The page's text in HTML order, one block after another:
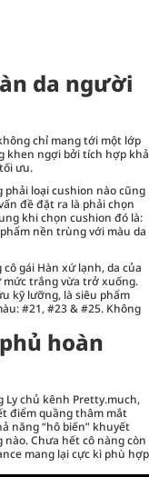
da người
chỉ mang tới một lớp
khen ngợi bởi tích hợp khả
ưu.
loại cushion nào cũng
đề đặt ra là phải chọn
khi chọn cushion đó là:
nền trùng với màu da
gái Hàn xứ lạnh, da của
trắng vừa trở xuống.
kỹ lưỡng, là siêu phẩm
#21, #23 & #25. Không
hoàn
Ly chủ kênh Pretty.much,
điểm quầng thâm mắt
năng “hô biến” khuyết
nào. Chưa hết cô nàng còn
mang lại cực kì phù hợp